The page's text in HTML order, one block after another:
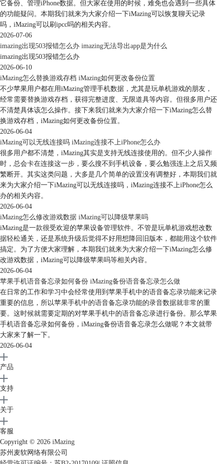
中文网站学习。
它备份、管理iPhone数据。但大家在使用的时候，难免也会遇到一些具体
的功能疑问。本期我们就来为大家介绍一下iMazing可以恢复聊天记录
吗，iMazing可以刷ipcc吗的相关内容。
2026-07-06
imazing出现503报错怎么办 imazing无法导出app是为什么
imazing出现503报错怎么办
2026-06-10
iMazing怎么替换游戏存档 iMazing如何更改备份位置
不少苹果用户都在用iMazing管理手机数据，尤其是玩单机游戏的朋友，
经常需要替换游戏存档，获得完整进度、无限道具等内容。但很多用户还
不清楚具体该怎么操作。接下来我们就来为大家介绍一下iMazing怎么替
换游戏存档，iMazing如何更改备份位置。
2026-06-04
iMazing可以无线连接吗 iMazing连接不上iPhone怎么办
很多用户都不清楚，iMazing其实是支持无线连接使用的。但不少人操作
时，总会卡在连接这一步，要么搜不到手机设备，要么勉强连上之后又频
繁断开。其实这类问题，大多是几个简单的设置没有调整好，本期我们就
来为大家介绍一下iMazing可以无线连接吗，iMazing连接不上iPhone怎么
办的相关内容。
2026-06-04
iMazing怎么修改游戏数据 iMazing可以降级苹果吗
iMazing是一款很受欢迎的苹果设备管理软件。不管是玩单机游戏想改数
据轻松通关，还是系统升级后觉得不好用想降回旧版本，都能用这个软件
搞定。为了方便大家理解，本期我们就来为大家介绍一下iMazing怎么修
改游戏数据，iMazing可以降级苹果吗等相关内容。
2026-06-04
苹果手机语音备忘录如何备份 iMazing备份语音备忘录怎么做
在日常的工作和学习中会经常使用到苹果手机中的语音备忘录功能来记录
重要的信息，所以苹果手机中的语音备忘录功能的录音数据就非常的重
要。这时候就需要定期的对苹果手机中的语音备忘录进行备份。那么苹果
手机语音备忘录如何备份，iMazing备份语音备忘录怎么做呢？本文就带
大家来了解一下。
2026-06-04
产品
支持
关于
客服
Copyright © 2026 iMazing
苏州麦软网络有限公司